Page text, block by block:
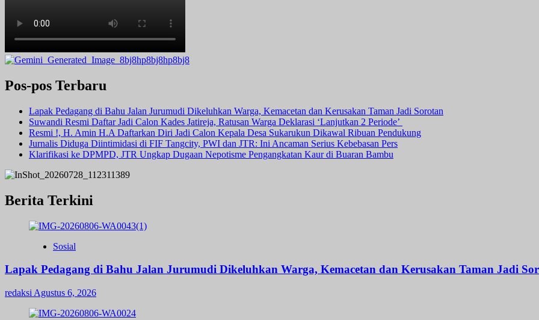
Pos-pos Terbaru
Lapak Pedagang di Bahu Jalan Jurumudi Dikeluhkan Warga, Kemacetan dan Kerusakan Taman Jadi Sorotan
Suwandi Resmi Daftar Jadi Calon Kades Jatireja, Ratusan Warga Deklarasi ‘Lanjutkan 2 Periode’
Resmi !, H. Amin H.A Daftarkan Diri Jadi Calon Kepala Desa Sukarukun Dikawal Ribuan Pendukung
Jurnalis Diduga Diintimidasi di FIF Tangcity, PWI dan JTR: Ini Ancaman Serius Kebebasan Pers
Klarifikasi ke DPMPD, JTR Ungkap Dugaan Nepotisme Pengangkatan Kaur di Buaran Bambu
Berita Terkini
Sosial
Lapak Pedagang di Bahu Jalan Jurumudi Dikeluhkan Warga, Kemacetan dan Kerusakan Taman Jadi
redaksi Agustus 6, 2026